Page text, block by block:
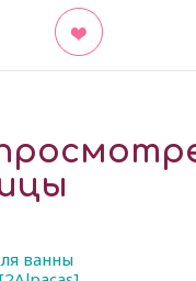
ванны